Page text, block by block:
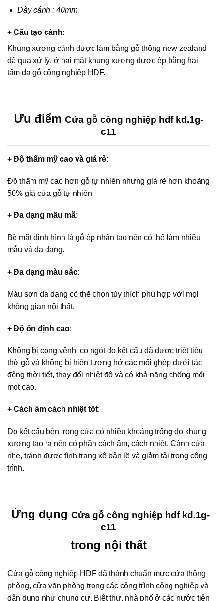
Dày cánh : 40mm
+ Cấu tạo cánh:
Khung xương cánh được làm bằng gỗ thông new zealand
đã qua xử lý, ở hai mặt khung xương được ép bằng hai
tấm da gỗ công nghiệp HDF.
Ưu điểm Cửa gỗ công nghiệp hdf kd.1g-
c11
+ Độ thẩm mỹ cao và giá rẻ:
Độ thẩm mỹ cao hơn gỗ tự nhiên nhưng giá rẻ hơn khoảng
50% giá cửa gỗ tự nhiên.
+ Đa dạng mẫu mã:
Bề mặt định hình là gỗ ép nhân tạo nên có thể làm nhiều
mẫu và đa dạng.
+ Đa dạng màu sắc:
Màu sơn đa dạng có thể chọn tùy thích phù hợp với mọi
không gian nội thất.
+ Độ ổn định cao:
Không bị cong vênh, co ngót do kết cấu đã được triệt tiêu
thớ gỗ và không bị hiện tượng hở các mối ghép dưới tác
động thời tiết, thay đổi nhiệt độ và có khả năng chống mối
mọt cao.
+ Cách âm cách nhiệt tốt:
Do kết cấu bên trong cửa có nhiều khoảng trống do khung
xương tạo ra nên có phần cách âm, cách nhiệt. Cánh cửa
nhẹ, tránh được tình trạng xệ bản lề và giảm tải trọng công
trình.
Ứng dụng Cửa gỗ công nghiệp hdf kd.1g-
c11
trong nội thất
Cửa gỗ công nghiệp HDF đã thành chuẩn mực cửa thông
phòng, cửa văn phòng trong các công trình công nghiệp và
dân dụng như chung cư, Biệt thự, nhà phố ở các nước tiên